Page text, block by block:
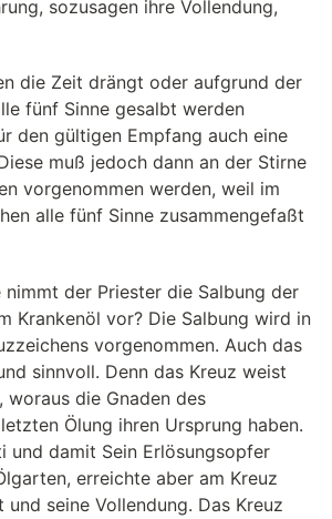
sozusagen ihre Vollendung,
die Zeit drängt oder aufgrund der
fünf Sinne gesalbt werden
den gültigen Empfang auch eine
muß jedoch dann an der Stirne
vorgenommen werden, weil im
alle fünf Sinne zusammengefaßt
nimmt der Priester die Salbung der
Krankenöl vor? Die Salbung wird in
vorgenommen. Auch das
sinnvoll. Denn das Kreuz weist
woraus die Gnaden des
Ölung ihren Ursprung haben.
und damit Sein Erlösungsopfer
erreichte aber am Kreuz
und seine Vollendung. Das Kreuz